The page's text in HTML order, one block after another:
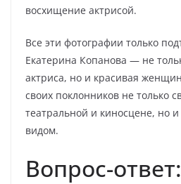
восхищение актрисой.
Все эти фотографии только
Екатерина Копанова — не
актриса, но и красивая
своих поклонников не только
театральной и киносцене, но
видом.
Вопрос-ответ: